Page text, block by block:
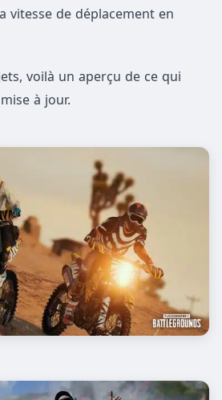
vitesse de déplacement en
voilà un aperçu de ce qui
à jour.